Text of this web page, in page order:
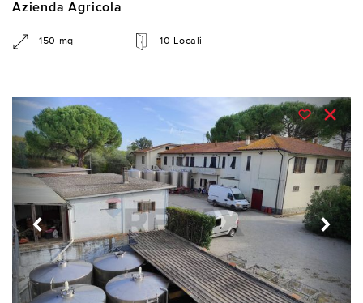
Azienda Agricola
150 mq 10 Locali